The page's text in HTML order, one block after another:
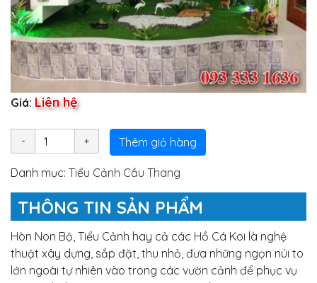
Giá: Liên hệ
Thêm giỏ hàng
Danh mục: Tiểu Cảnh Cầu Thang
THÔNG TIN SẢN PHẨM
Hòn Non Bộ, Tiểu Cảnh hay cả các Hồ Cá Koi là nghệ
thuật xây dựng, sắp đặt, thu nhỏ, đưa những ngọn núi to
lớn ngoài tự nhiên vào trong các vườn cảnh để phục vụ